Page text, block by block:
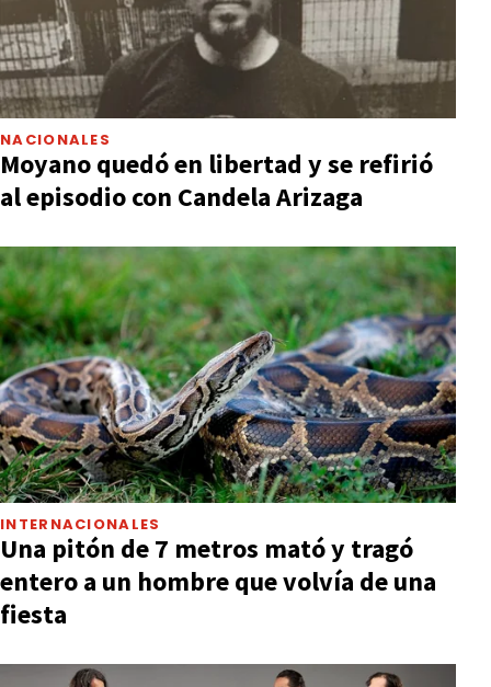
NACIONALES
Moyano quedó en libertad y se refirió
al episodio con Candela Arizaga
INTERNACIONALES
Una pitón de 7 metros mató y tragó
entero a un hombre que volvía de una
fiesta